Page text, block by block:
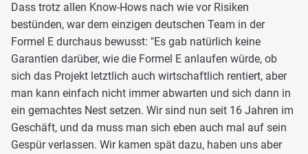
Dass trotz allen Know-Hows nach wie vor Risiken
bestünden, war dem einzigen deutschen Team in der
Formel E durchaus bewusst: "Es gab natürlich keine
Garantien darüber, wie die Formel E anlaufen würde, ob
sich das Projekt letztlich auch wirtschaftlich rentiert, aber
man kann einfach nicht immer abwarten und sich dann in
ein gemachtes Nest setzen. Wir sind nun seit 16 Jahren im
Geschäft, und da muss man sich eben auch mal auf sein
Gespür verlassen. Wir kamen spät dazu, haben uns aber